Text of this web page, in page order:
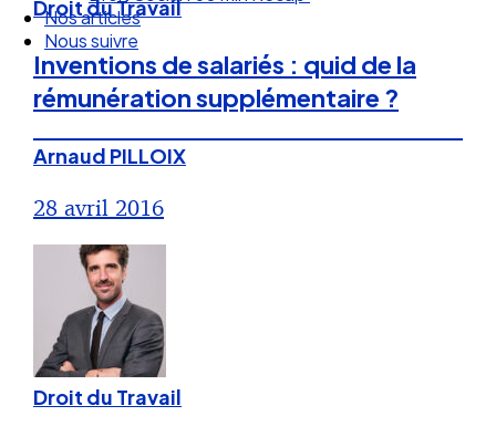
Nos articles
Nous suivre
Droit du Travail
Inventions de salariés : quid de la
rémunération supplémentaire ?
Arnaud PILLOIX
28 avril 2016
Droit du Travail